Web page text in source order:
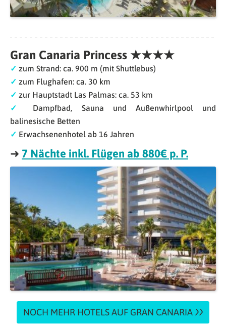
Gran Canaria Princess ★★★★
✓ zum Strand: ca. 900 m (mit Shuttlebus)
✓ zum Flughafen: ca. 30 km
✓ zur Hauptstadt Las Palmas: ca. 53 km
✓ Dampfbad, Sauna und Außenwhirlpool und
balinesische Betten
✓ Erwachsenenhotel ab 16 Jahren
➜ 7 Nächte inkl. Flügen ab 880€ p. P.
NOCH MEHR HOTELS AUF GRAN CANARIA